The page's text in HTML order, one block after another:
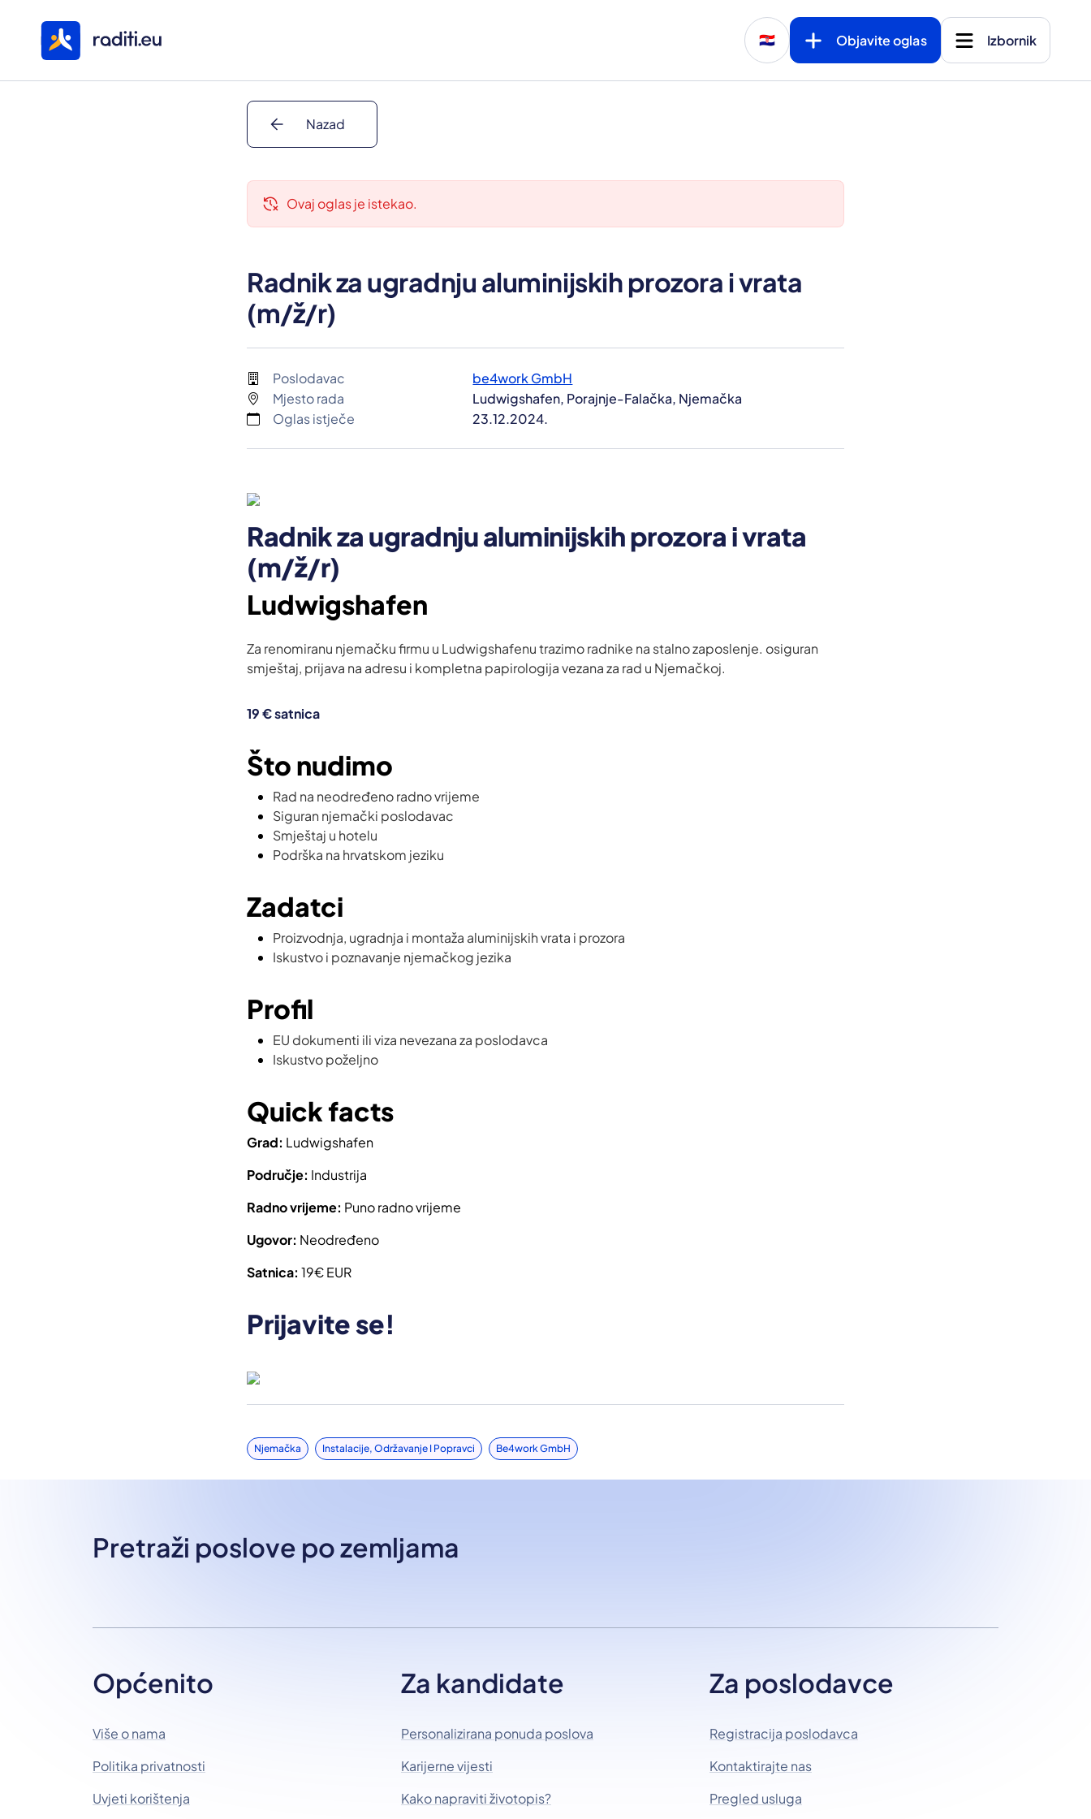
🇭🇷 Objavite oglas Izbornik
arrow_back Nazad
delete_history Ovaj oglas je istekao.
Radnik za ugradnju aluminijskih prozora i vrata
(m/ž/r)
Poslodavac
be4work GmbH
Mjesto rada
Ludwigshafen, Porajnje-Falačka, Njemačka
Oglas istječe
23.12.2024.
Radnik za ugradnju aluminijskih prozora i vrata
(m/ž/r)
Ludwigshafen
Za renomiranu njemačku firmu u Ludwigshafenu trazimo radnike na stalno zaposlenje. osiguran
smještaj, prijava na adresu i kompletna papirologija vezana za rad u Njemačkoj.
19 € satnica
Što nudimo
Rad na neodređeno radno vrijeme
Siguran njemački poslodavac
Smještaj u hotelu
Podrška na hrvatskom jeziku
Zadatci
Proizvodnja, ugradnja i montaža aluminijskih vrata i prozora
Iskustvo i poznavanje njemačkog jezika
Profil
EU dokumenti ili viza nevezana za poslodavca
Iskustvo poželjno
Quick facts
Grad: Ludwigshafen
Područje: Industrija
Radno vrijeme: Puno radno vrijeme
Ugovor: Neodređeno
Satnica: 19€ EUR
Prijavite se!
Njemačka Instalacije, Održavanje I Popravci Be4work GmbH
Pretraži poslove po zemljama
Općenito
Više o nama
Politika privatnosti
Uvjeti korištenja
Za kandidate
Personalizirana ponuda poslova
Karijerne vijesti
Kako napraviti životopis?
Za poslodavce
Registracija poslodavca
Kontaktirajte nas
Pregled usluga